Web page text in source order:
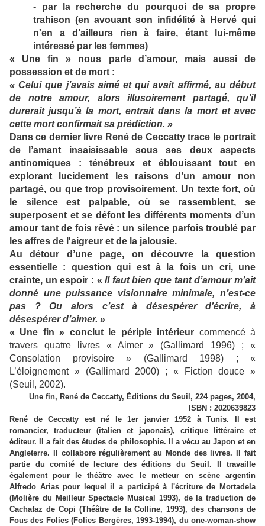
- par la recherche du pourquoi de sa propre
trahison (en avouant son infidélité à Hervé qui
n'en a d’ailleurs rien à faire, étant lui-même
intéressé par les femmes)
« Une fin » nous parle d’amour, mais aussi de
possession et de mort :
« Celui que j’avais aimé et qui avait affirmé, au début
de notre amour, alors illusoirement partagé, qu’il
durerait jusqu’à la mort, entrait dans la mort et avec
cette mort confirmait sa prédiction. »
Dans ce dernier livre René de Ceccatty trace le portrait
de l’amant insaisissable sous ses deux aspects
antinomiques : ténébreux et éblouissant tout en
explorant lucidement les raisons d’un amour non
partagé, ou que trop provisoirement. Un texte fort, où
le silence est palpable, où se rassemblent, se
superposent et se défont les différents moments d’un
amour tant de fois rêvé : un silence parfois troublé par
les affres de l'aigreur et de la jalousie.
Au détour d’une page, on découvre la question
essentielle : question qui est à la fois un cri, une
crainte, un espoir : «Il faut bien que tant d’amour m’ait
donné une puissance visionnaire minimale, n’est-ce
pas ? Ou alors c’est à désespérer d’écrire, à
désespérer d’aimer. »
« Une fin » conclut le périple intérieur commencé à
travers quatre livres « Aimer » (Gallimard 1996) ; «
Consolation provisoire » (Gallimard 1998) ; «
L’éloignement » (Gallimard 2000) ; « Fiction douce »
(Seuil, 2002).
Une fin, René de Ceccatty, Éditions du Seuil, 224 pages, 2004,
ISBN : 2020639823
René de Ceccatty est né le 1er janvier 1952 à Tunis. Il est
romancier, traducteur (italien et japonais), critique littéraire et
éditeur. Il a fait des études de philosophie. Il a vécu au Japon et en
Angleterre. Il collabore régulièrement au Monde des livres. Il fait
partie du comité de lecture des éditions du Seuil. Il travaille
également pour le théâtre avec le metteur en scène argentin
Alfredo Arias pour lequel il a participé à l'écriture de Mortadela
(Molière du Meilleur Spectacle Musical 1993), de la traduction de
Cachafaz de Copi (Théâtre de la Colline, 1993), des chansons de
Fous des Folies (Folies Bergères, 1993-1994), du one-woman-show